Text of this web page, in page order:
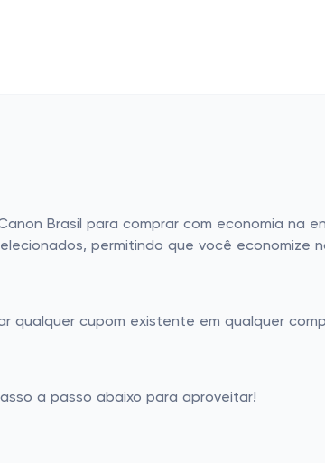
Brasil para comprar com economia na
permitindo que você economize
qualquer cupom existente em qualquer
a passo abaixo para aproveitar!